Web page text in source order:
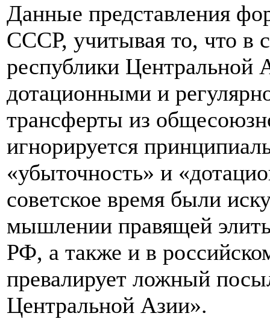
Данные представления
СССР, учитывая то, что в
республики Центральной
дотационными и
трансферты из
игнорируется
«убыточность» и
советское время были
мышлении правящей
РФ, а также и в
превалирует ложный
Центральной Азии».